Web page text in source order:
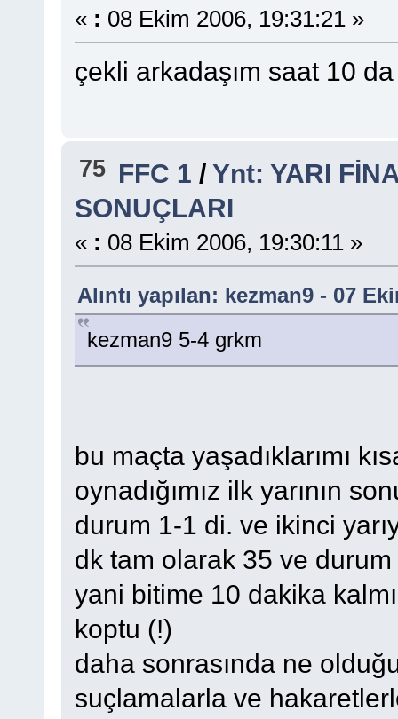
« : 08 Ekim 2006, 19:31:21 »
çekli arkadaşım saat 10
75 FFC 1 /Ynt: YARI
SONUÇLARI
« : 08 Ekim 2006, 19:30:11 »
Alıntı yapılan: kezman9 - 07
kezman9 5-4 grkm
bu maçta yaşadıklarımı
oynadığımız ilk yarının
durum 1-1 di. ve ikinci
dk tam olarak 35 ve
yani bitime 10 dakika
koptu (!)
daha sonrasında ne
suçlamalarla ve